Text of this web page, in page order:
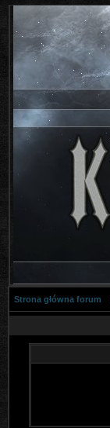
Strona główna forum